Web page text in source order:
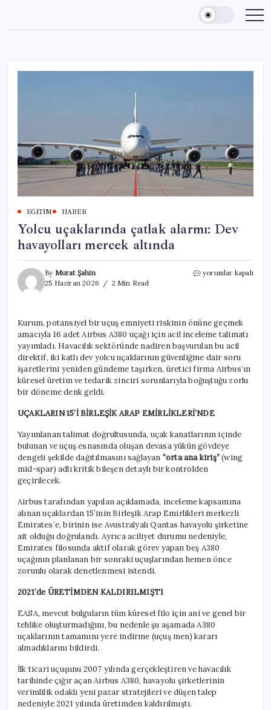
content
EĞITIM HABER
Yolcu uçaklarında çatlak alarmı: Dev
havayolları mercek altında
By Murat Şahin
25 Haziran 2026
2 Min Read
Yolcu
havayolları
mercek
altında
için
yorumlar kapalı
Kurum, potansiyel bir uçuş emniyeti riskinin önüne geçmek
amacıyla 16 adet Airbus A380 uçağı için acil inceleme talimatı
yayımladı. Havacılık sektöründe nadiren başvurulan bu acil
direktif, iki katlı dev yolcu uçaklarının güvenliğine dair soru
işaretlerini yeniden gündeme taşırken, üretici firma Airbus’ın
küresel üretim ve tedarik zinciri sorunlarıyla boğuştuğu zorlu
bir döneme denk geldi.
UÇAKLARIN 15’İ BİRLEŞİK ARAP EMİRLİKLERİ’NDE
Yayımlanan talimat doğrultusunda, uçak kanatlarının içinde
bulunan ve uçuş esnasında oluşan devasa yükün gövdeye
dengeli şekilde dağıtılmasını sağlayan “orta ana kiriş”(wing
mid-spar) adlı kritik bileşen detaylı bir kontrolden
geçirilecek.
Airbus tarafından yapılan açıklamada, inceleme kapsamına
alınan uçaklardan 15’inin Birleşik Arap Emirlikleri merkezli
Emirates’e, birinin ise Avustralyalı Qantas havayolu şirketine
ait olduğu doğrulandı. Ayrıca aciliyet durumu nedeniyle,
Emirates filosunda aktif olarak görev yapan beş A380
uçağının planlanan bir sonraki uçuşlarından hemen önce
zorunlu olarak denetlenmesi istendi.
2021’de ÜRETİMDEN KALDIRILMIŞTI
EASA, mevcut bulguların tüm küresel filo için ani ve genel bir
tehlike oluşturmadığını, bu nedenle şu aşamada A380
uçaklarının tamamını yere indirme (uçuş men) kararı
almadıklarını bildirdi.
İlk ticari uçuşunu 2007 yılında gerçekleştiren ve havacılık
tarihinde çığır açan Airbus A380, havayolu şirketlerinin
verimlilik odaklı yeni pazar stratejileri ve düşen talep
nedeniyle 2021 yılında üretimden kaldırılmıştı.